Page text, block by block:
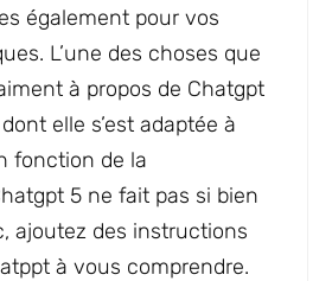
également pour vos
L’une des choses que
à propos de Chatgpt
elle s’est adaptée à
fonction de la
5 ne fait pas si bien
ajoutez des instructions
à vous comprendre.